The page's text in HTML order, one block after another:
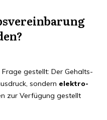
gestellt: Der Gehalts­
son­dern elek­tro­
zur Ver­fü­gung gestellt